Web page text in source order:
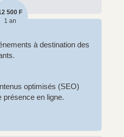
500 F
1 an
à destination des
optimisés (SEO)
présence en ligne.